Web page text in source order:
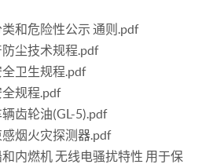
和危险性公示 通则.pdf
尘技术规程.pdf
卫生规程.pdf
规程.pdf
齿轮油(GL-5).pdf
烟火灾探测器.pdf
内燃机 无线电骚扰特性 用于保